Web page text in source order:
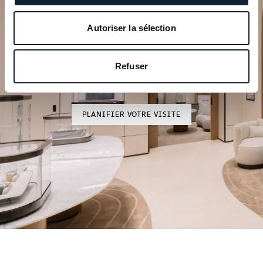
Autoriser la sélection
Refuser
Planifiez votre moment
d’exception
Explorez nos créations horlogères dans l’une de nos
PLANIFIER VOTRE VISITE